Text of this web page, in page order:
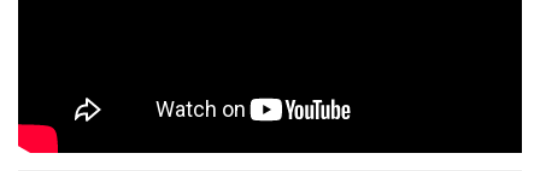
Nigel is een professioneel en allround jongleur. Jongleer
entertainment voor evenementen, feesten of partijen? Nigel is